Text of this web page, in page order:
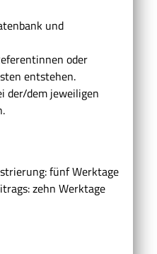
und
oder
entstehen.
der/dem jeweiligen
fünf Werktage
zehn Werktage